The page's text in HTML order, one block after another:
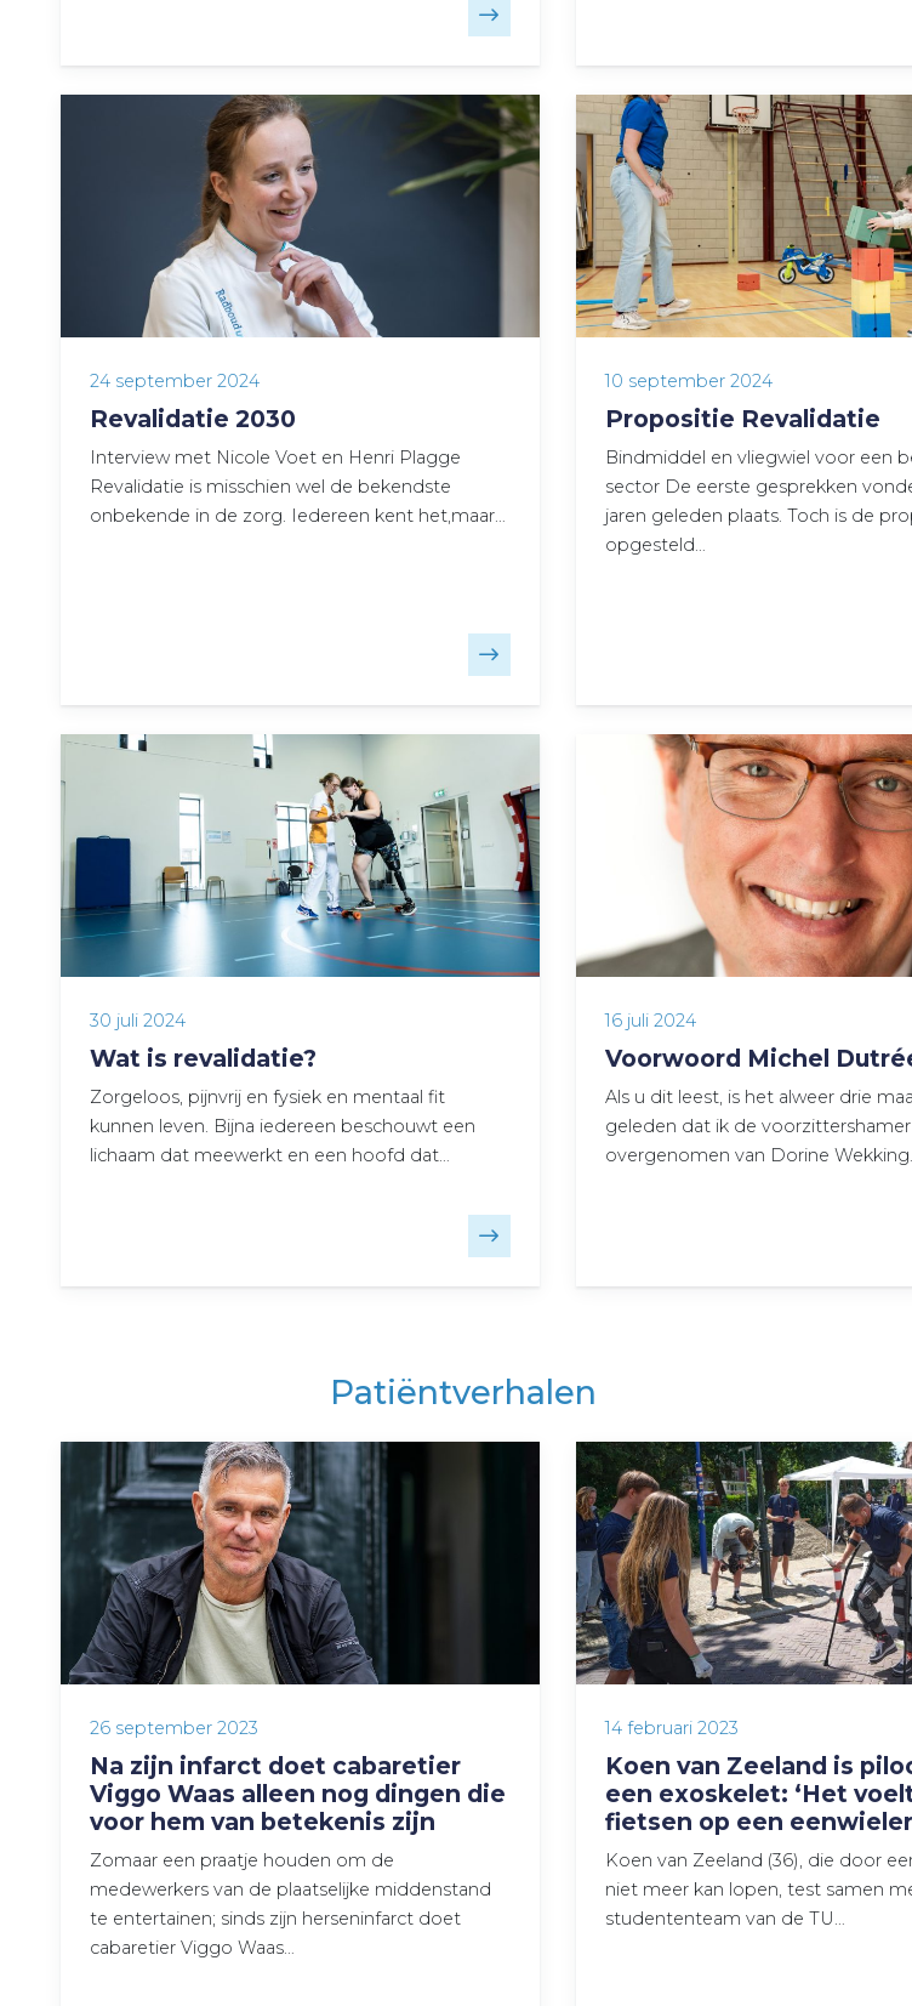
24 september 2024
Revalidatie 2030
Interview met Nicole Voet en Henri Plagge
Revalidatie is misschien wel de bekendste
onbekende in de zorg. Iedereen kent het,maar…
10 september 2024
Propositie Revalidatie
Bindmiddel en vliegwiel voor een
sector De eerste gesprekken
jaren geleden plaats. Toch is de
opgesteld…
30 juli 2024
Wat is revalidatie?
Zorgeloos, pijnvrij en fysiek en mentaal fit
kunnen leven. Bijna iedereen beschouwt een
lichaam dat meewerkt en een hoofd dat…
16 juli 2024
Voorwoord Michel
Als u dit leest, is het alweer drie
geleden dat ik de
overgenomen van Dorine
Patiëntverhalen
26 september 2023
Na zijn infarct doet cabaretier
Viggo Waas alleen nog dingen die
voor hem van betekenis zijn
Zomaar een praatje houden om de
medewerkers van de plaatselijke middenstand
te entertainen; sinds zijn herseninfarct doet
cabaretier Viggo Waas…
14 februari 2023
Koen van Zeeland is
een exoskelet: ‘Het
fietsen op een
Koen van Zeeland (36), die door
niet meer kan lopen, test samen
studententeam van de TU…